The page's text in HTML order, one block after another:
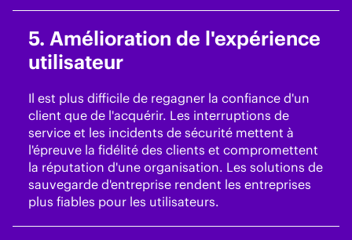
5. Amélioration de l'expérience
utilisateur
Il est plus difficile de regagner la confiance d'un
client que de l'acquérir. Les interruptions de
service et les incidents de sécurité mettent à
l'épreuve la fidélité des clients et compromettent
la réputation d'une organisation. Les solutions de
sauvegarde d'entreprise rendent les entreprises
plus fiables pour les utilisateurs.